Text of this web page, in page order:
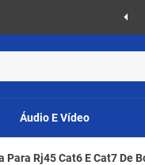
Áudio E Vídeo
Para Rj45 Cat6 E Cat7 De